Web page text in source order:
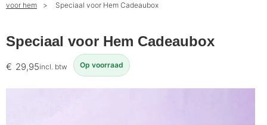
voor hem
Speciaal voor Hem Cadeaubox
Speciaal voor Hem Cadeaubox
€ 29,95incl. btw Op voorraad